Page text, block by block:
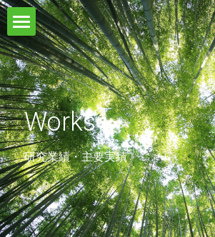
ホーム
News
Features
Services
Works
Profile
Works
研究業績・主要実績
ブログカテゴリー
すべてのカテゴリ